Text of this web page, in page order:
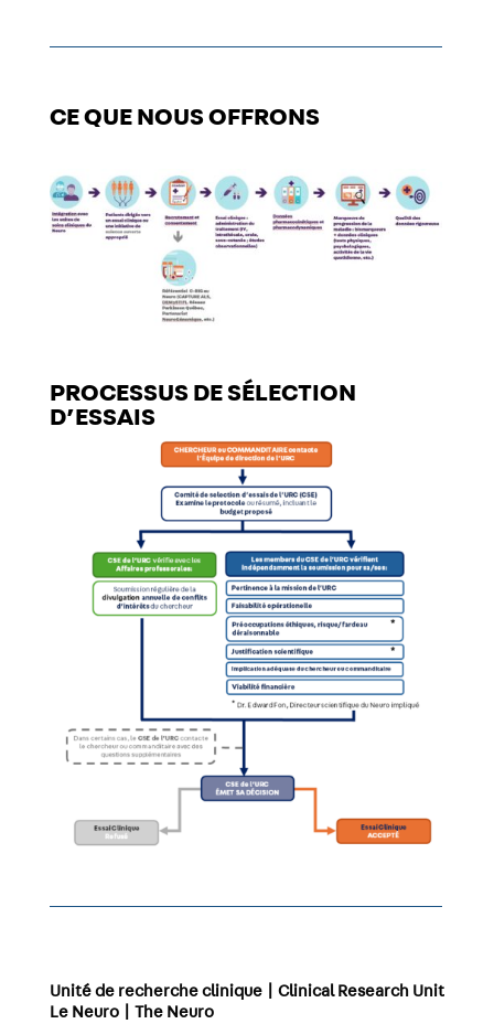
CE QUE NOUS OFFRONS
PROCESSUS DE SÉLECTION
D’ESSAIS
Unité de recherche clinique | Clinical Research Unit
Le Neuro | The Neuro